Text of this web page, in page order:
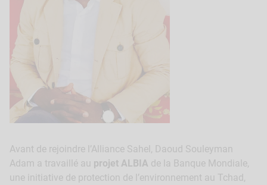
Avant de rejoindre l’Alliance Sahel, Daoud Souleyman
Adam a travaillé au projet ALBIA de la Banque Mondiale,
une initiative de protection de l’environnement au Tchad,